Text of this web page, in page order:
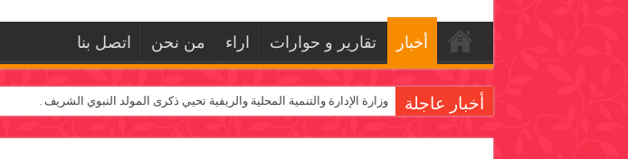
أخبار تقارير و حوارات اراء من نحن اتصل بنا
أخبار عاجلة وزارة الإدارة والتنمية المحلية والريفية تحيي ذكرى المولد النبوي الشريف .